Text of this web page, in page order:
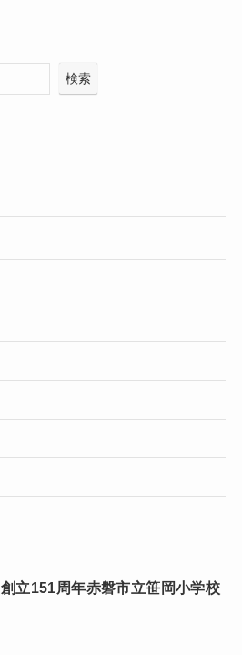
検索
創立151周年赤磐市立笹岡小学校